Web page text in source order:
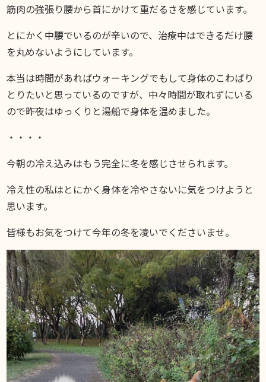
筋肉の強張り腰から首にかけて重だるさを感じています。
とにかく中腰でいるのが辛いので、治療中はできるだけ腰
を丸めないようにしています。
本当は時間があればウォーキングでもして身体のこわばり
とりたいと思っているのですが、中々時間が取れずにいる
ので昨夜はゆっくりと湯船で身体を温めました。
・・・・
今朝の冷え込みはもう完全に冬を感じさせられます。
冷え性の私はとにかく身体を冷やさないに気をつけようと
思います。
皆様もお気をつけて今年の冬を凌いでくださいませ。